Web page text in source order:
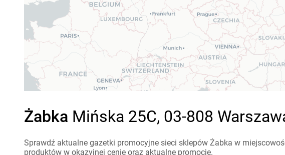
Żabka Mińska 25C, 03-808
Sprawdź aktualne gazetki promocyjne sieci sklepów Żabka w
produktów w okazyjnej cenie oraz aktualne promocje.